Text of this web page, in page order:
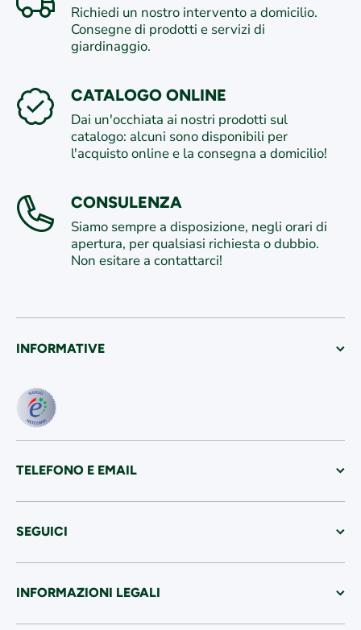
Richiedi un nostro intervento a domicilio.
Consegne di prodotti e servizi di
giardinaggio.
CATALOGO ONLINE
Dai un'occhiata ai nostri prodotti sul
catalogo: alcuni sono disponibili per
l'acquisto online e la consegna a domicilio!
CONSULENZA
Siamo sempre a disposizione, negli orari di
apertura, per qualsiasi richiesta o dubbio.
Non esitare a contattarci!
INFORMATIVE
TELEFONO E EMAIL
SEGUICI
INFORMAZIONI LEGALI